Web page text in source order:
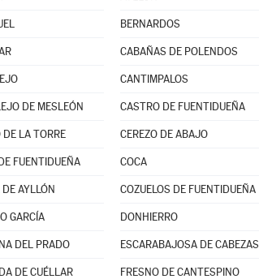
BERNARDOS
CABAÑAS DE POLENDOS
CANTIMPALOS
DE MESLEÓN CASTRO DE FUENTIDUEÑA
DE LA TORRE CEREZO DE ABAJO
FUENTIDUEÑA COCA
AYLLÓN COZUELOS DE FUENTIDUEÑA
GARCÍA DONHIERRO
DEL PRADO ESCARABAJOSA DE CABEZAS
DE CUÉLLAR FRESNO DE CANTESPINO